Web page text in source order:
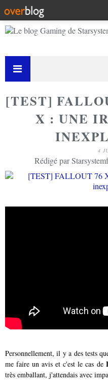
[TEST]
X : UNE
4
Rédigé par
Personnellement, il y a des tests
me faire un avis et c'est le cas de
très emballant, j'attendais avec